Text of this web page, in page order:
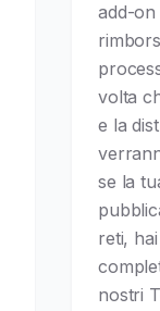
add-on
volta
e la
se la
reti,
nostri